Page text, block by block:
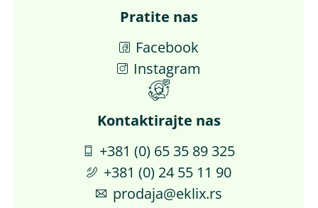
Pratite nas
Facebook
Instagram
Kontaktirajte nas​
+381 (0) 65 35 89 325
+381 (0) 24 55 11 90
prodaja@eklix.rs